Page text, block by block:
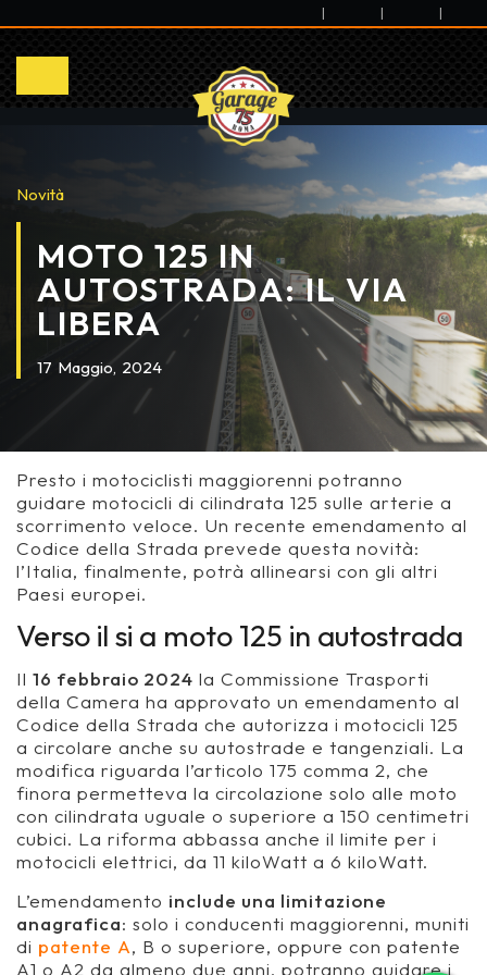
| | |
Novità
MOTO 125 IN
AUTOSTRADA: IL VIA
LIBERA
17 Maggio, 2024
Presto i motociclisti maggiorenni potranno
guidare motocicli di cilindrata 125 sulle arterie a
scorrimento veloce. Un recente emendamento al
Codice della Strada prevede questa novità:
l’Italia, finalmente, potrà allinearsi con gli altri
Paesi europei.
Verso il si a moto 125 in autostrada
Il 16 febbraio 2024 la Commissione Trasporti
della Camera ha approvato un emendamento al
Codice della Strada che autorizza i motocicli 125
a circolare anche su autostrade e tangenziali. La
modifica riguarda l’articolo 175 comma 2, che
finora permetteva la circolazione solo alle moto
con cilindrata uguale o superiore a 150 centimetri
cubici. La riforma abbassa anche il limite per i
motocicli elettrici, da 11 kiloWatt a 6 kiloWatt.
L’emendamento include una limitazione
anagrafica: solo i conducenti maggiorenni, muniti
di patente A, B o superiore, oppure con patente
A1 o A2 da almeno due anni, potranno guidare i